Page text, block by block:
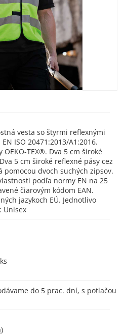
ISO 20471:2013/A1:2016.
OEKO-TEX®. Dva 5 cm široké
5 cm široké reflexné pásy cez
pomocou dvoch suchých zipsov.
podľa normy EN na 25
čiarovým kódom EAN.
jazykoch EÚ. Jednotlivo
Unisex